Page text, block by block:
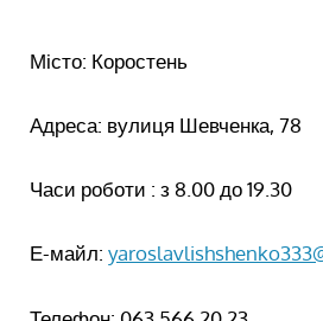
Місто: Коростень
Адреса: вулиця Шевченка, 78
Часи роботи : з 8.00 до 19.30
Е-майл: